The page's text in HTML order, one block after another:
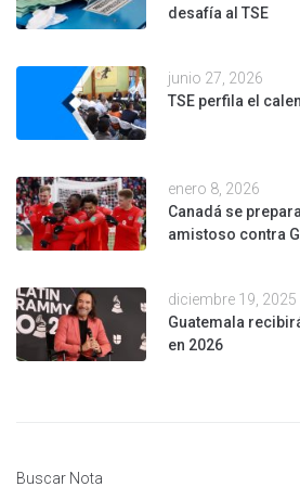
desafía al TSE
junio 27, 2026
TSE perfila el
enero 8, 2026
Canadá se
amistoso contra
diciembre 19, 2025
Guatemala
en 2026
Buscar Nota